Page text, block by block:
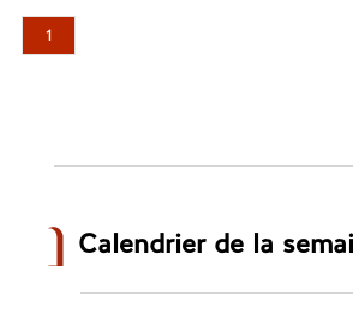
1
Calendrier de la